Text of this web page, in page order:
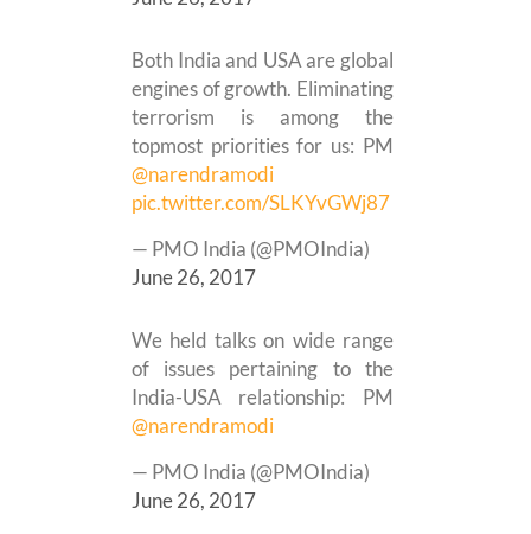
Both India and USA are global
engines of growth. Eliminating
terrorism is among the
topmost priorities for us: PM
@narendramodi
pic.twitter.com/SLKYvGWj87
— PMO India (@PMOIndia)
June 26, 2017
We held talks on wide range
of issues pertaining to the
India-USA relationship: PM
@narendramodi
— PMO India (@PMOIndia)
June 26, 2017